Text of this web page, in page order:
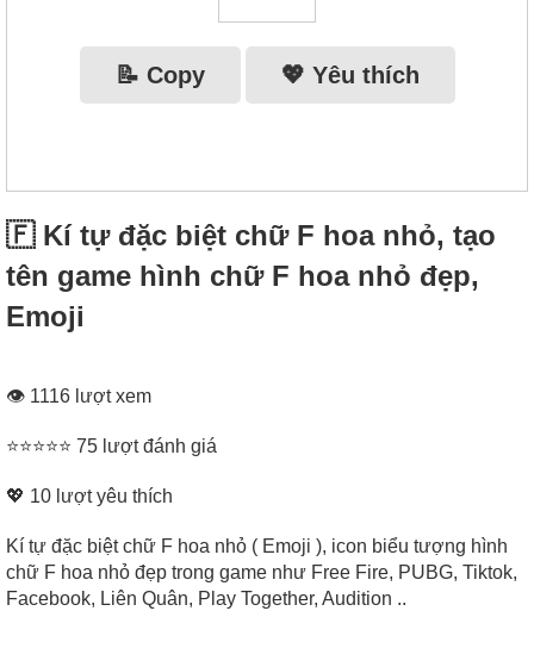
📝 Copy 💖 Yêu thích
🇫‌ Kí tự đặc biệt chữ F hoa nhỏ, tạo
tên game hình chữ F hoa nhỏ đẹp,
Emoji
👁 1116 lượt xem
⭐⭐⭐⭐⭐ 75 lượt đánh giá
💖 10 lượt yêu thích
Kí tự đặc biệt chữ F hoa nhỏ ( Emoji ), icon biểu tượng hình
chữ F hoa nhỏ đẹp trong game như Free Fire, PUBG, Tiktok,
Facebook, Liên Quân, Play Together, Audition ..